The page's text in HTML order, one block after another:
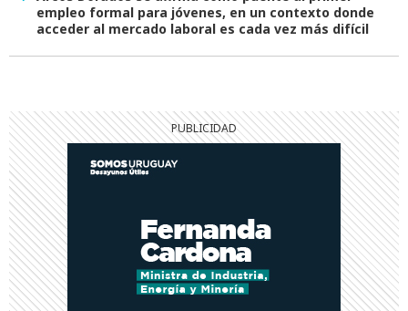
empleo formal para jóvenes, en un contexto donde
acceder al mercado laboral es cada vez más difícil